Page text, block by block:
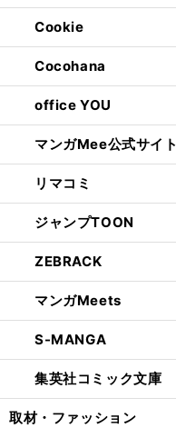
Cookie
Cocohana
office YOU
マンガMee公式サイト
リマコミ
ジャンプTOON
ZEBRACK
マンガMeets
S-MANGA
集英社コミック文庫
取材・ファッション